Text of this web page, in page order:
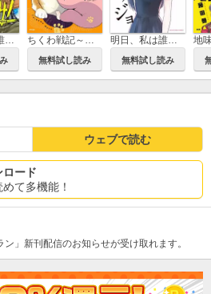
TSUYOSHI 誰も勝てない、アイツには ちくわ戦記～おれのカワイイで地球侵略～
無料試し読み
明日、私は誰かのカノジョ
無料試し読み
ウェブで読む
ロード
て多機能！
」新刊配信のお知らせが受け取れます。